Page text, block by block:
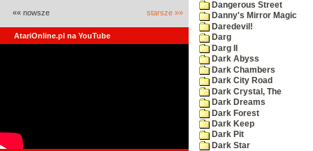
«« nowsze starsze »»
AtariOnline.pl na YouTube
Dangerous Street
Danny's Mirror Magic
Daredevil!
Darg
Darg II
Dark Abyss
Dark Chambers
Dark City Road
Dark Crystal, The
Dark Dreams
Dark Forest
Dark Keep
Dark Pit
Dark Star